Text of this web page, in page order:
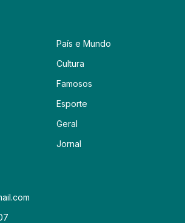
País e Mundo
Cultura
Famosos
Esporte
Geral
Jornal